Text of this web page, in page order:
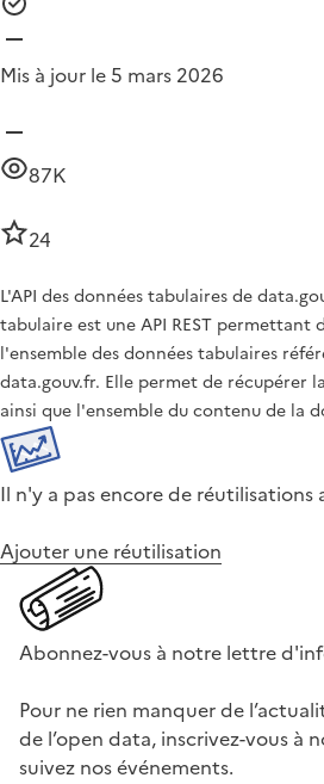
Mis à jour le 5 mars 2026
87K
24
L'API des données tabulaires de
tabulaire est une API REST permettant
l'ensemble des données tabulaires
data.gouv.fr. Elle permet de récupérer
ainsi que l'ensemble du contenu de la
Il n'y a pas encore de réutilisations
Ajouter une réutilisation
Abonnez-vous à notre lettre
Pour ne rien manquer de
de l’open data, inscrivez-vous à
suivez nos événements.